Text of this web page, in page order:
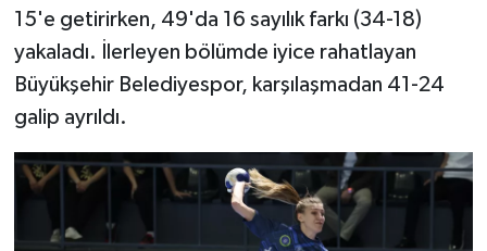
15'e getirirken, 49'da 16 sayılık farkı (34-18)
yakaladı. İlerleyen bölümde iyice rahatlayan
Büyükşehir Belediyespor, karşılaşmadan 41-24
galip ayrıldı.